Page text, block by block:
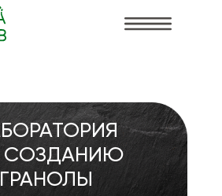
СОЗДАНИЮ
ГРАНОЛЫ